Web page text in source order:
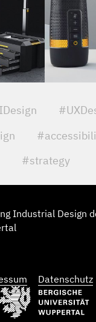
#strategy
Industrial Design
Datenschutz